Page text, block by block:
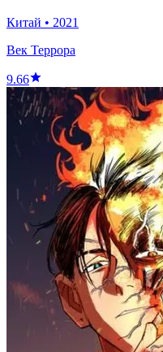
Китай • 2021
Век Террора
9.66